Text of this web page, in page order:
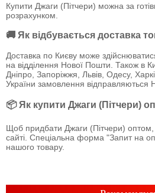
Купити Джаги (Пітчери) можна за
розрахунком.
🚚 Як відбувається доставка
Доставка по Києву може
на відділення Нової Пошти. Також в
Дніпро, Запоріжжя, Львів, Одесу,
України замовлення
📦 Як купити Джаги (Пітчери)
Щоб придбати Джаги (Пітчери)
сайті. Спеціальна форма "Запит на
нашого товару.